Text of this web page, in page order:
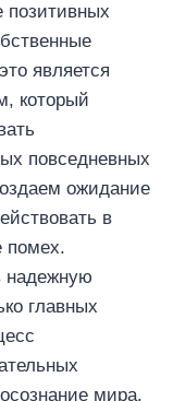
позитивных
является
который
повседневных
ожидание
в
помех.
надежную
главных
мира.